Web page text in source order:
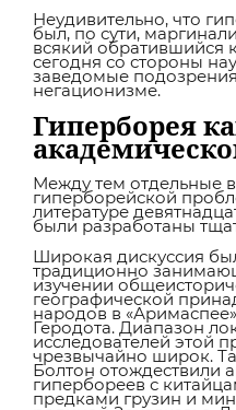
Неудивительно, что
был, по сути,
всякий обратившийся
сегодня со стороны
заведомые
негационизме.
Гиперборея
Между тем отдельные
гиперборейской
литературе
были разработаны
Широкая дискуссия
традиционно
изучении
географической
народов в
Геродота. Диапазон
исследователей этой
чрезвычайно широк.
Болтон отождествили
гипербореев с
предками грузин и